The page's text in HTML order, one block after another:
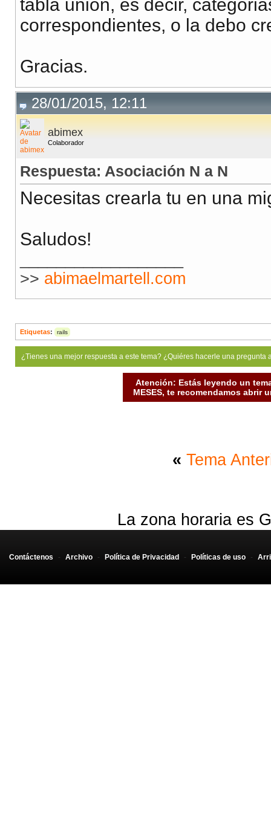
tabla unión, es decir,
correspondientes, o la debo
Gracias.
28/01/2015, 12:11
abimex
Colaborador
Respuesta: Asociación N a N
Necesitas crearla tu en una
Saludos!
>> abimaelmartell.com
Etiquetas: rails
¿Tienes una mejor respuesta a este tema? ¿Quiéres hacerle una
Atención: Estás leyendo un
MESES, te recomendamos abrir
« Tema
La zona horaria es
Contáctenos - Archivo - Política de Privacidad - Políticas de uso -